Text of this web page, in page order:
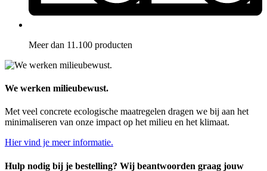
Meer dan 11.100 producten
We werken milieubewust.
Met veel concrete ecologische maatregelen dragen we bij aan het
minimaliseren van onze impact op het milieu en het klimaat.
Hier vind je meer informatie.
Hulp nodig bij je bestelling? Wij beantwoorden graag jouw